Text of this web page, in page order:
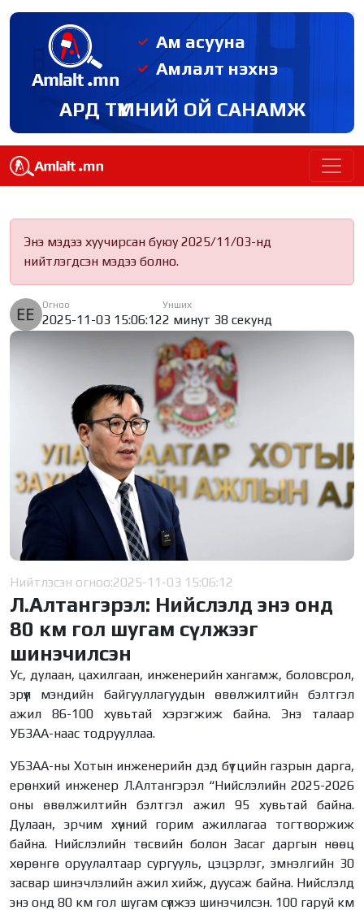
Ам асууна
Амлалт нэхнэ
АРД ТҮМНИЙ ОЙ САНАМЖ
Энэ мэдээ хуучирсан буюу 2025/11/03-нд
нийтлэгдсэн мэдээ болно.
Огноо
2025-11-03 15:06:12
Унших
2 минут 38 секунд
Нийтлэсэн огноо:2025-11-03 15:06:12
Л.Алтангэрэл: Нийслэлд энэ онд
80 км гол шугам сүлжээг
шинэчилсэн
Ус, дулаан, цахилгаан, инженерийн хангамж, боловсрол,
эрүүл мэндийн байгууллагуудын өвөлжилтийн бэлтгэл
ажил 86-100 хувьтай хэрэгжиж байна. Энэ талаар
УБЗАА-наас тодрууллаа.
УБЗАА-ны Хотын инженерийн дэд бүтцийн газрын дарга,
ерөнхий инженер Л.Алтангэрэл “Нийслэлийн 2025-2026
оны өвөлжилтийн бэлтгэл ажил 95 хувьтай байна.
Дулаан, эрчим хүчний горим ажиллагаа тогтворжиж
байна. Нийслэлийн төсвийн болон Засаг даргын нөөц
хөрөнгө оруулалтаар сургууль, цэцэрлэг, эмнэлгийн 30
засвар шинэчлэлийн ажил хийж, дуусаж байна. Нийслэлд
энэ онд 80 км гол шугам сүлжээ шинэчилсэн. 100 гаруй км